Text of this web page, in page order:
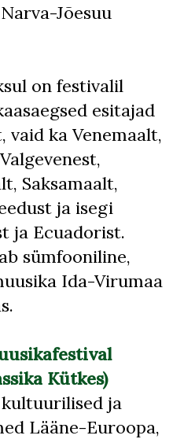
Jõesuu
on festivalil
esitajad
ka Venemaalt,
Saksamaalt,
ja isegi
ja Ecuadorist.
sümfooniline,
Ida-Virumaa
Kütkes)
ja
Lääne-Euroopa,